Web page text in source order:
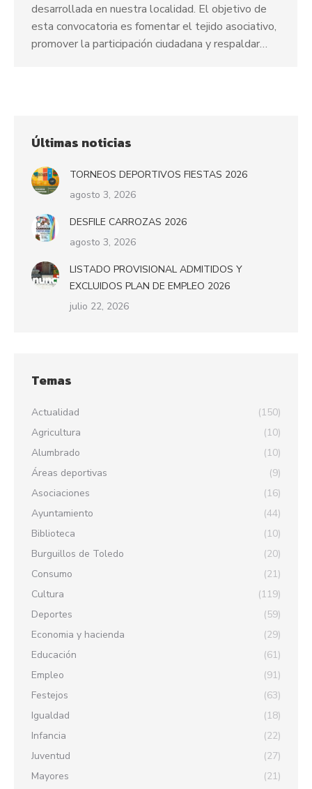
desarrollada en nuestra localidad. El objetivo de
esta convocatoria es fomentar el tejido asociativo,
promover la participación ciudadana y respaldar…
Últimas noticias
TORNEOS DEPORTIVOS FIESTAS 2026
agosto 3, 2026
DESFILE CARROZAS 2026
agosto 3, 2026
LISTADO PROVISIONAL ADMITIDOS Y
EXCLUIDOS PLAN DE EMPLEO 2026
julio 22, 2026
Temas
Actualidad
(150)
Agricultura
(10)
Alumbrado
(10)
Áreas deportivas
(9)
Asociaciones
(16)
Ayuntamiento
(44)
Biblioteca
(10)
Burguillos de Toledo
(20)
Consumo
(21)
Cultura
(119)
Deportes
(59)
Economia y hacienda
(29)
Educación
(61)
Empleo
(91)
Festejos
(63)
Igualdad
(18)
Infancia
(22)
Juventud
(27)
Mayores
(21)